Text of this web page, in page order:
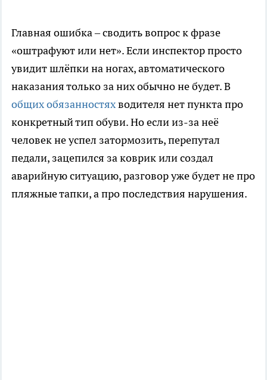
Главная ошибка – сводить вопрос к фразе
«оштрафуют или нет». Если инспектор просто
увидит шлёпки на ногах, автоматического
наказания только за них обычно не будет. В
общих обязанностяхводителя нет пункта про
конкретный тип обуви. Но если из-за неё
человек не успел затормозить, перепутал
педали, зацепился за коврик или создал
аварийную ситуацию, разговор уже будет не про
пляжные тапки, а про последствия нарушения.